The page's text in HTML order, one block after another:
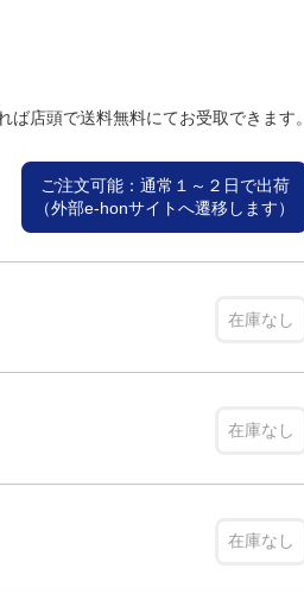
店頭で送料無料にてお受取できます。
ご注文可能：通常１～２日で出荷
（外部e-honサイトへ遷移します）
在庫なし
在庫なし
在庫なし